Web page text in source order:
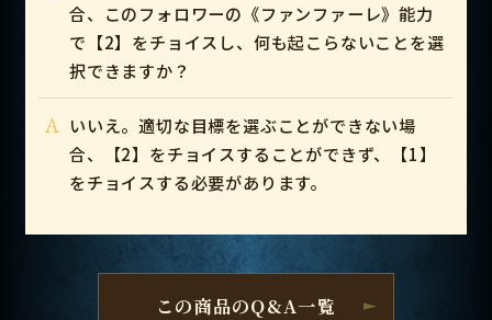
合、このフォロワーの《ファンファーレ》能力
で【2】をチョイスし、何も起こらないことを選
択できますか？
A いいえ。適切な目標を選ぶことができない場
合、【2】をチョイスすることができず、【1】
をチョイスする必要があります。
この商品のQ&A一覧